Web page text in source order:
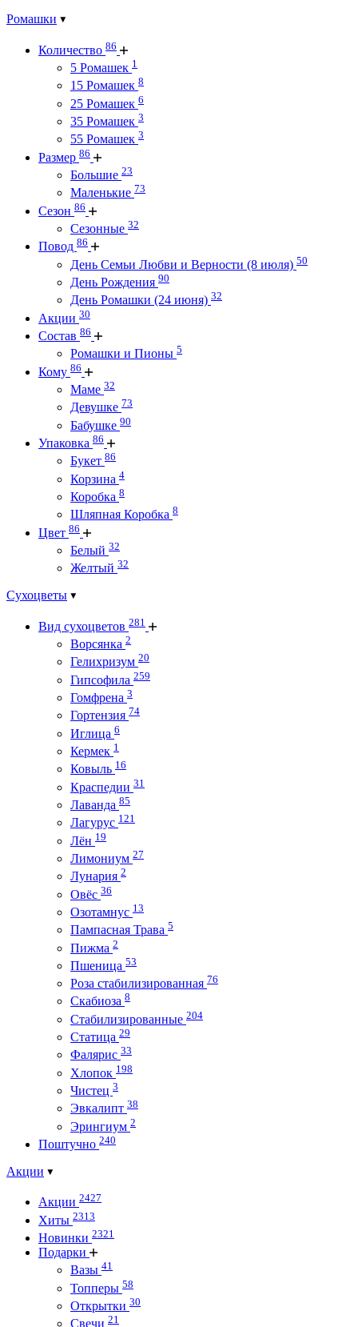
Ромашки
Количество 86
5 Ромашек 1
15 Ромашек 8
25 Ромашек 6
35 Ромашек 3
55 Ромашек 3
Размер 86
Большие 23
Маленькие 73
Сезон 86
Сезонные 32
Повод 86
День Семьи Любви и Верности (8 июля) 50
День Рождения 90
День Ромашки (24 июня) 32
Акции 30
Состав 86
Ромашки и Пионы 5
Кому 86
Маме 32
Девушке 73
Бабушке 90
Упаковка 86
Букет 86
Корзина 4
Коробка 8
Шляпная Коробка 8
Цвет 86
Белый 32
Желтый 32
Сухоцветы
Вид сухоцветов 281
Ворсянка 2
Гелихризум 20
Гипсофила 259
Гомфрена 3
Гортензия 74
Иглица 6
Кермек 1
Ковыль 16
Краспедии 31
Лаванда 85
Лагурус 121
Лён 19
Лимониум 27
Лунария 2
Овёс 36
Озотамнус 13
Пампасная Трава 5
Пижма 2
Пшеница 53
Роза стабилизированная 76
Скабиоза 8
Стабилизированные 204
Статица 29
Фалярис 33
Хлопок 198
Чистец 3
Эвкалипт 38
Эрингиум 2
Поштучно 240
Акции
Акции 2427
Хиты 2313
Новинки 2321
Подарки
Вазы 41
Топперы 58
Открытки 30
Свечи 21